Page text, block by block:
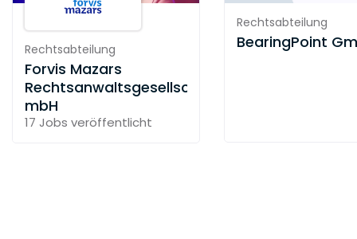
Rechtsabteilung
Forvis Mazars
Rechtsanwaltsgesellschaft
mbH
17 Jobs veröffentlicht
Rechtsabteilung
BearingPoint